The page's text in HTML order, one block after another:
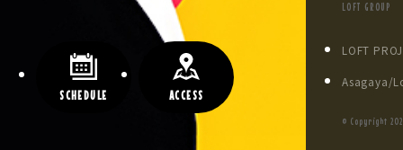
SCHEDULE ACCESS
LOFT GROUP
LOFT
Asagaya/
© Copyright